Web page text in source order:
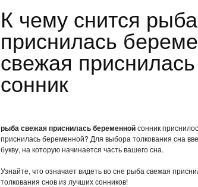
К чему снится рыба свежая
приснилась
свежая
сонник
рыба свежая приснилась беременнойсонник
приснилась беременной? Для выбора толкования сна
букву, на которую начинается часть вашего сна.
Узнайте, что означает видеть во сне рыба свежая
толкования снов из лучших сонников!